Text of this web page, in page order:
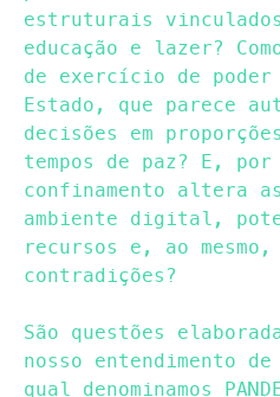
estruturais
educação e lazer?
de exercício de
Estado, que parece
decisões em
tempos de paz? E,
confinamento altera
ambiente digital,
recursos e, ao
contradições?
São questões
nosso entendimento
qual denominamos